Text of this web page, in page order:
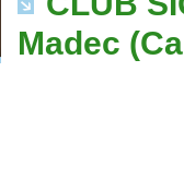
Madec